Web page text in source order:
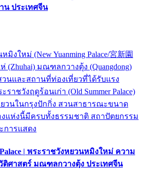
น ประเทศจีน
งใหม่ (New Yuanming Palace/宮新園
(Zhuhai) มณฑลกวางตุ้ง (Quangdong)
วนและสถานที่ท่องเที่ยวที่ได้รับแรง
าชวังฤดูร้อนเก่า (Old Summer Palace)
วนในกรุงปักกิ่ง สวนสาธารณะขนาด
แห่งนี้มีครบทั้งธรรมชาติ สถาปัตยกรรม
การแสดง
Palace | พระราชวังหยวนหมิงใหม่ ความ
ติศาสตร์ มณฑลกวางตุ้ง ประเทศจีน